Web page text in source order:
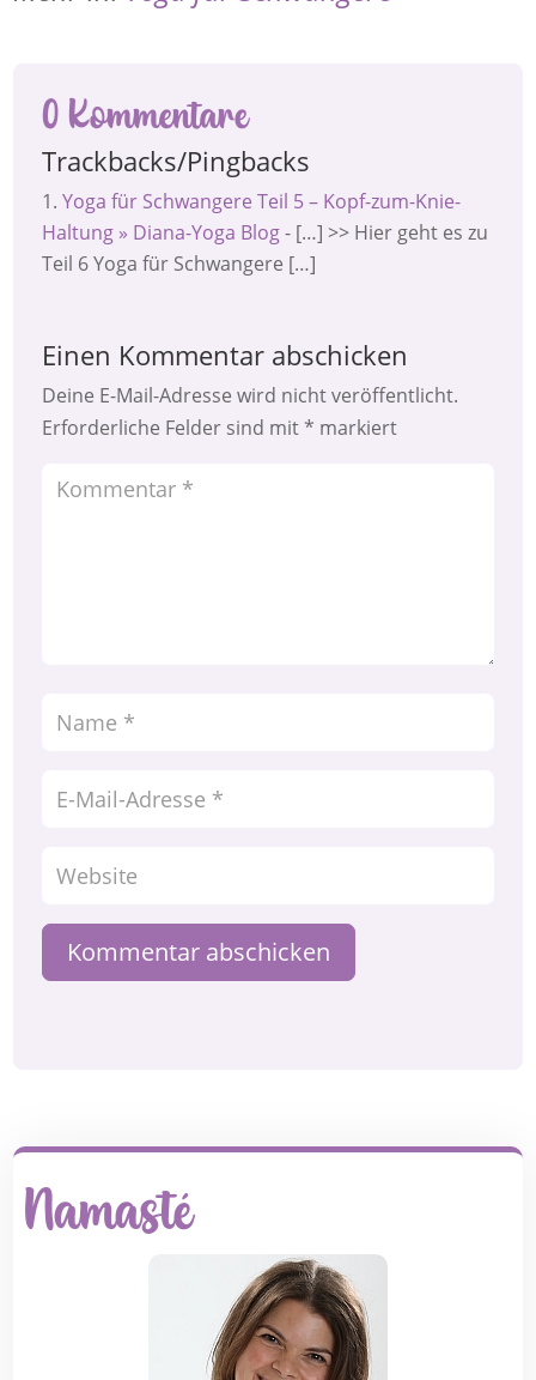
0 Kommentare
Trackbacks/Pingbacks
Yoga für Schwangere Teil 5 – Kopf-zum-Knie-
Haltung » Diana-Yoga Blog- […] >> Hier geht es zu
Teil 6 Yoga für Schwangere […]
Einen Kommentar abschicken
Deine E-Mail-Adresse wird nicht veröffentlicht.
Erforderliche Felder sind mit* markiert
Kommentar abschicken
Namasté